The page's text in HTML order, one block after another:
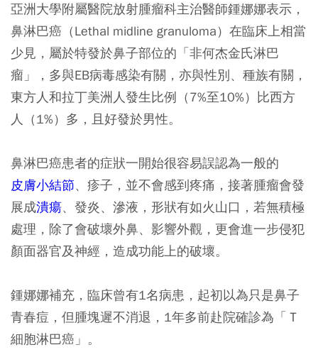
亞洲大學附屬醫院放射腫瘤科主治醫師鍾娜娜表示，
鼻淋巴癌（Lethal midline granuloma）在臨床上相當
少見，屬於特發於鼻子部位的「非何杰金氏淋巴
瘤」，多與EB病毒感染有關，亦與性別、種族有關，
東方人和拉丁美洲人發生比例（7%至10%）比西方
人（1%）多，且好發於男性。
鼻淋巴癌患者的症狀一開始很容易誤認為一般的
皮膚小結節、疹子，並不會感到疼痛，接著腫瘤會發
展成潰瘍、發炎、滲液，形狀有如火山口，若無積極
處理，除了會破壞外鼻、影響外觀，更會進一步侵犯
顏面器官及神經，造成功能上的破壞。
鍾娜娜補充，臨床曾有1名病患，起初以為只是鼻子
青春痘，但腫塊遲不消退，1年多前赴院確診為「Ｔ
細胞淋巴癌」。